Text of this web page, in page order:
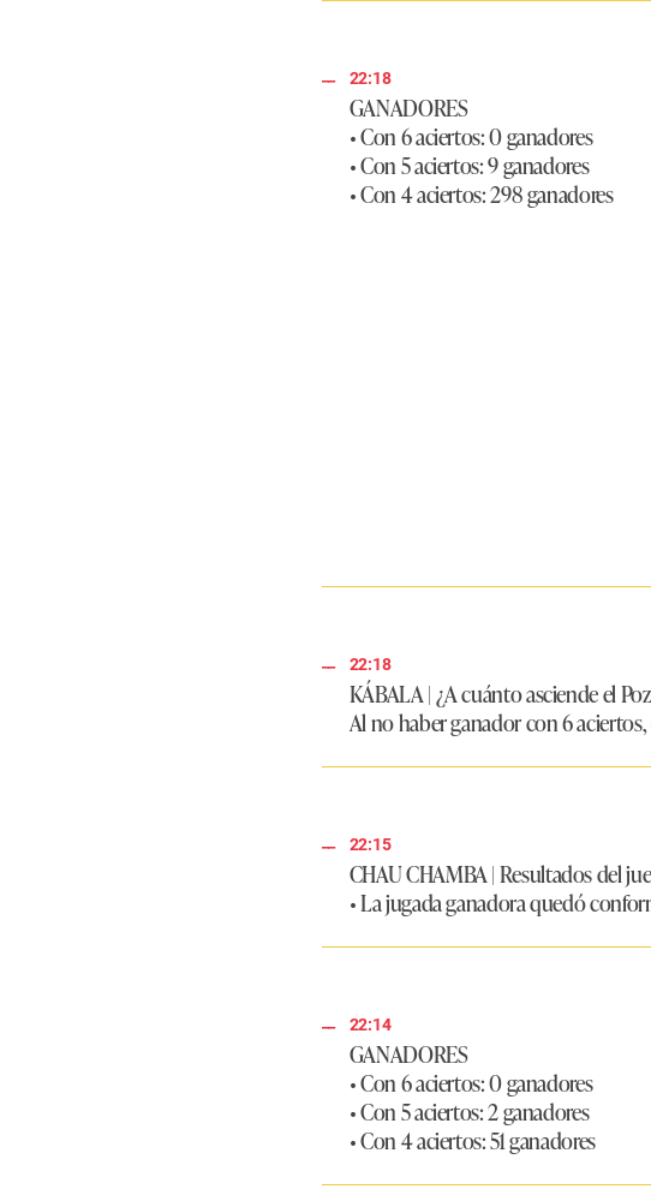
22:18
GANADORES
• Con 6 aciertos: 0 ganadores
• Con 5 aciertos: 9 ganadores
• Con 4 aciertos: 298 ganadores
22:18
KÁBALA|¿A cuánto asciende el
Al no haber ganador con 6
22:15
CHAU CHAMBA|Resultados del
• La jugada ganadora quedó
22:14
GANADORES
• Con 6 aciertos: 0 ganadores
• Con 5 aciertos: 2 ganadores
• Con 4 aciertos: 51 ganadores